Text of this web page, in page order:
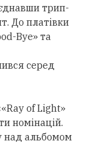
трип-
До платівки
Bye» та
серед
of Light»
номінацій.
над альбомом